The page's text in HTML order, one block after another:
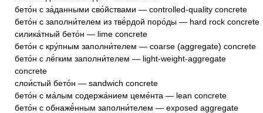
бето́н с за́данными сво́йствами — controlled-quality concrete
бето́н с заполни́телем из твё́рдой поро́ды — hard rock concrete
силика́тный бето́н — lime concrete
бето́н с кру́пным заполни́телем — coarse (aggregate) concrete
бето́н с лё́гким заполни́телем — light-weight-aggregate
concrete
слои́стый бето́н — sandwich concrete
бето́н с ма́лым содержа́нием цеме́нта — lean concrete
бето́н с обнажё́нным заполни́телем — exposed aggregate